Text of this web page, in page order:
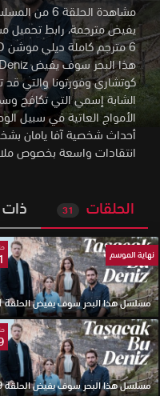
مشاهدة
يفيض مترجمة، رابط
6 مترجم كاملة ديلي موشن HD
كوتشاري وفورتونا والتي قد
الشابة إسمي التي تكافح
الأمواج العاتية في سبيل
أحداث شخصية آفا يامان
انتقادات واسعة بخصوص
الحلقات 31
نهاية الموسم
مسلسل هذا البحر سوف يفيض الحلقة 31
مسلسل هذا البحر سوف يفيض الحلقة 29